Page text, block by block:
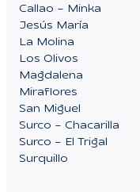
Callao – Minka
Jesús María
La Molina
Los Olivos
Magdalena
Miraflores
San Miguel
Surco – Chacarilla
Surco – El Trigal
Surquillo